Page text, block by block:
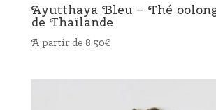
Ayutthaya Bleu – Thé
de Thaïlande
A partir de 8,50€